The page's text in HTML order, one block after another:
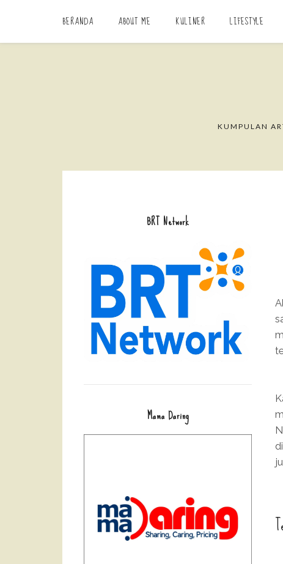
BERANDA ABOUT ME KULINER LIFESTYLE
KUMPULAN
BRT Network
Mama Daring